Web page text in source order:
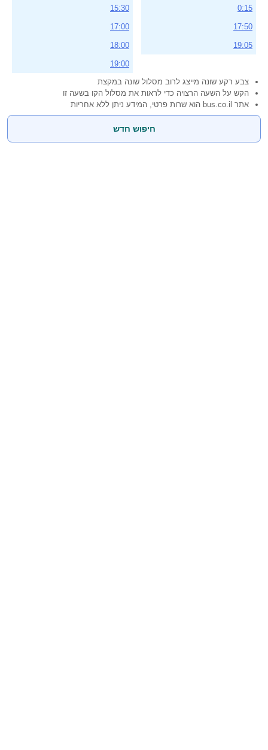
0:15
17:50
19:05
15:30
17:00
18:00
19:00
צבע רקע שונה מייצג לרוב מסלול שונה במקצת
הקש על השעה הרצויה כדי לראות את מסלול הקו בשעה זו
אתר bus.co.il הוא שרות פרטי, המידע ניתן ללא אחריות
חיפוש חדש